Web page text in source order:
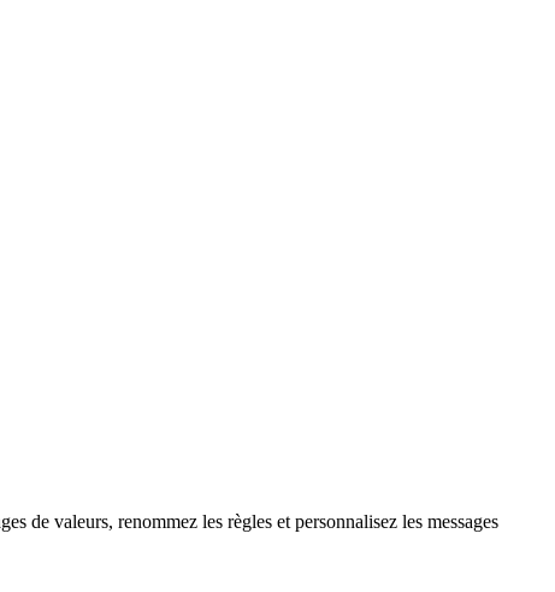
de valeurs, renommez les règles et personnalisez les messages